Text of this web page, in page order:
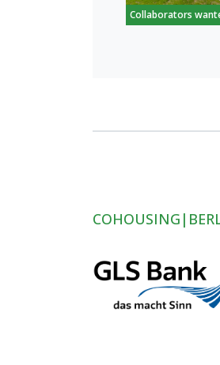
Collaborators